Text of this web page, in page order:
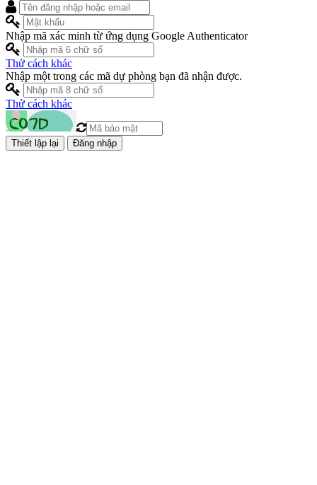
Nhập mã xác minh từ ứng dụng Google Authenticator
Thử cách khác
Nhập một trong các mã dự phòng bạn đã nhận được.
Thử cách khác
Đăng nhập